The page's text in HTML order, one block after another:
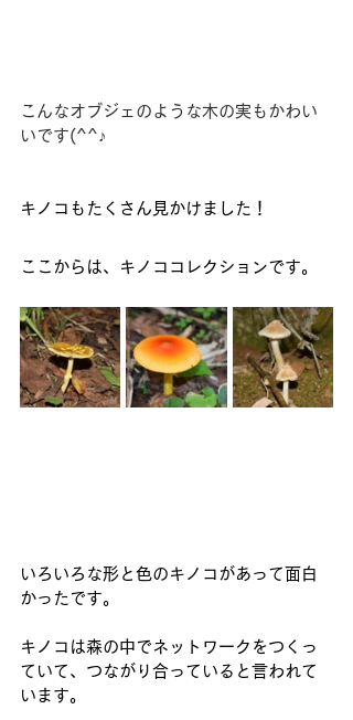
こんなオブジェのような木の実もかわい
いです(^^♪
キノコもたくさん見かけました！
ここからは、キノココレクションです。
いろいろな形と色のキノコがあって面白
かったです。
キノコは森の中でネットワークをつくっ
ていて、つながり合っていると言われて
います。